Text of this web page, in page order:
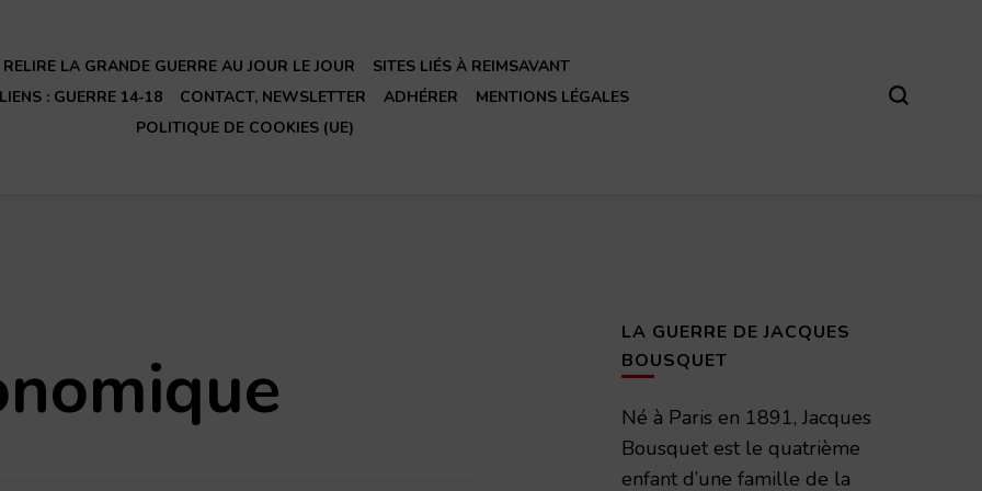
RELIRE LA GRANDE GUERRE AU JOUR LE JOUR
SITES LIÉS À REIMSAVANT
LIENS : GUERRE 14-18 CONTACT, NEWSLETTER ADHÉRER
MENTIONS LÉGALES
POLITIQUE DE COOKIES (UE)
LA GUERRE DE JACQUES
BOUSQUET
Né à Paris en 1891, Jacques
Bousquet est le quatrième
enfant d’une famille de la